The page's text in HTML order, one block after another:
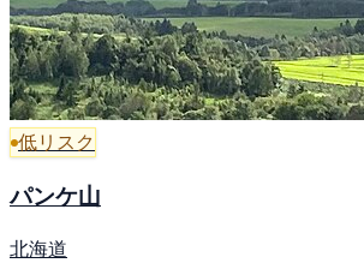
低リスク
パンケ山
北海道